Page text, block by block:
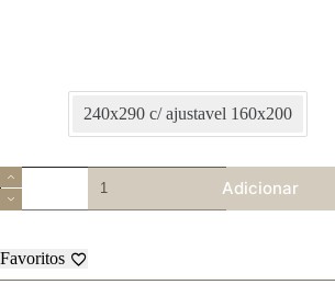
240x290 c/ ajustavel 160x200
Quantidade
de
Jogo
Cama
-
Diana
Adicionar
Favoritos